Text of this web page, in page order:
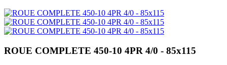
ROUE COMPLETE 450-10 4PR 4/0 - 85x115